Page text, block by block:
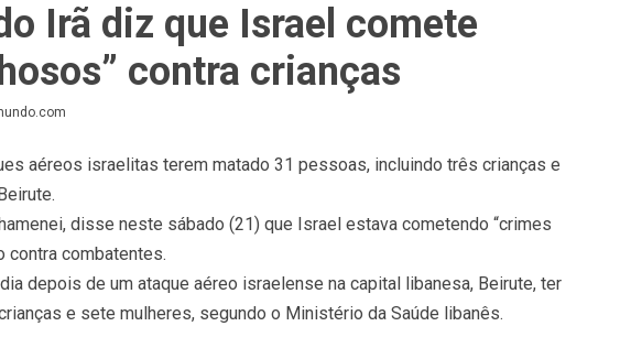
Irã diz que Israel comete
contra crianças
aéreos israelitas terem matado 31 pessoas, incluindo três crianças e
disse neste sábado (21) que Israel estava cometendo “crimes
contra combatentes.
depois de um ataque aéreo israelense na capital libanesa, Beirute, ter
e sete mulheres, segundo o Ministério da Saúde libanês.